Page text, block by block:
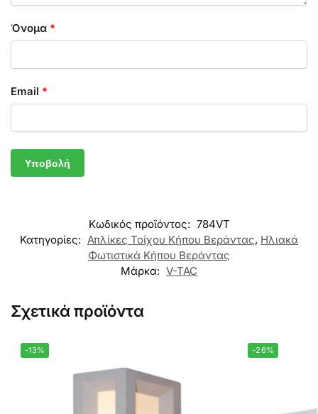
Όνομα *
Email *
Κωδικός προϊόντος: 784VT
Κατηγορίες: Απλίκες Τοίχου Κήπου Βεράντας, Ηλιακά
Φωτιστικά Κήπου Βεράντας
Μάρκα: V-TAC
Σχετικά προϊόντα
-13% -26%